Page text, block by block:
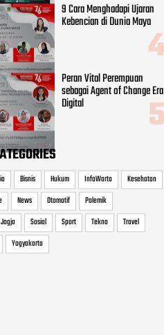
9 Cara Menghadapi Ujaran
Kebencian di Dunia Maya
Peran Vital Perempuan
sebagai Agent of Change Era
Digital
Bisnis Hukum InfoWarta
Kesehatan
News Otomotif
Polemik
Sosial Sport Tekno
Travel
Yogyakarta